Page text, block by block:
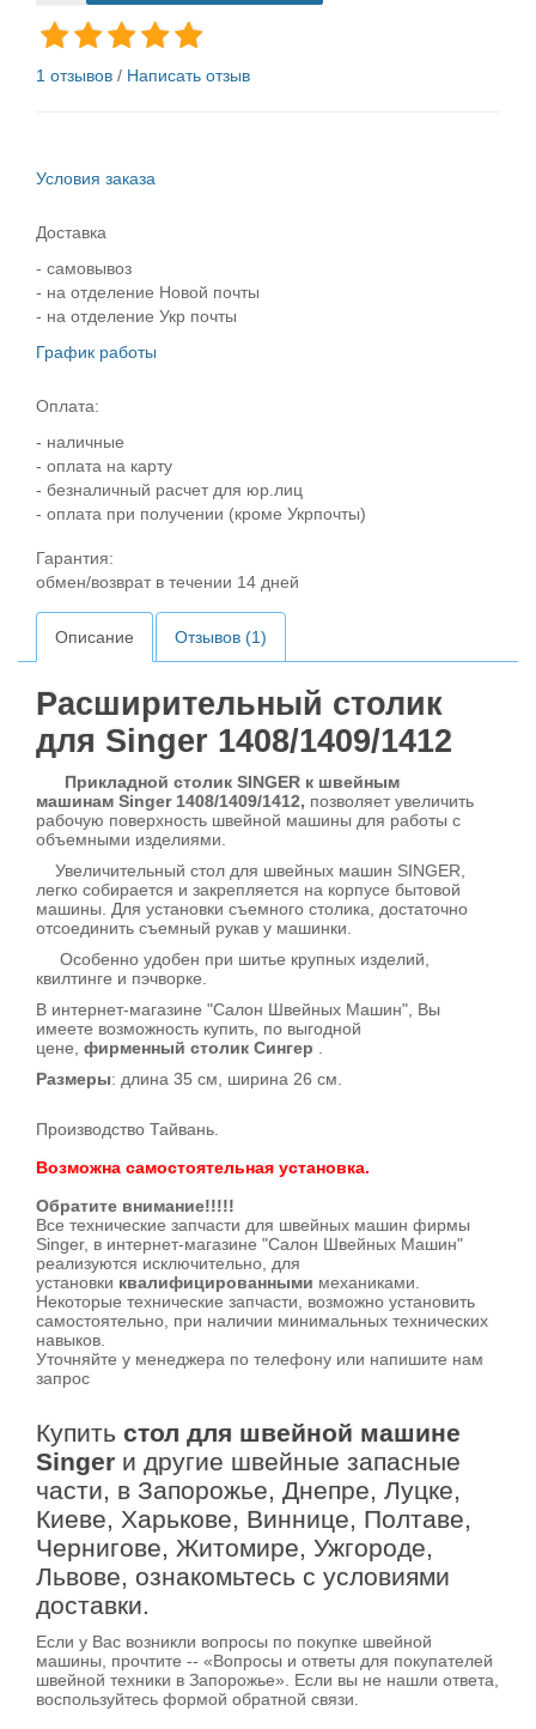
1 отзывов / Написать отзыв
Условия заказа
Доставка
- самовывоз
- на отделение Новой почты
- на отделение Укр почты
График работы
Оплата:
- наличные
- оплата на карту
- безналичный расчет для юр.лиц
- оплата при получении (кроме Укрпочты)
Гарантия:
обмен/возврат в течении 14 дней
Описание Отзывов (1)
Расширительный столик
для Singer 1408/1409/1412
Прикладной столик SINGER к швейным
машинам Singer 1408/1409/1412, позволяет увеличить
рабочую поверхность швейной машины для работы с
объемными изделиями.
Увеличительный стол для швейных машин SINGER,
легко собирается и закрепляется на корпусе бытовой
машины. Для установки съемного столика, достаточно
отсоединить съемный рукав у машинки.
Особенно удобен при шитье крупных изделий,
квилтинге и пэчворке.
В интернет-магазине "Салон Швейных Машин", Вы
имеете возможность купить, по выгодной
цене, фирменный столик Сингер
Размеры: длина 35 см, ширина 26 см.
Производство Тайвань.
Возможна самостоятельная установка.
Обратите внимание!!!!!
Все технические запчасти для швейных машин фирмы
Singer, в интернет-магазине "Салон Швейных Машин"
реализуются исключительно, для
установки квалифицированными механиками.
Некоторые технические запчасти, возможно установить
самостоятельно, при наличии минимальных технических
навыков.
Уточняйте у менеджера по телефону или напишите нам
запрос
Купить стол для швейной машине
Singer и другие швейные запасные
части, в Запорожье, Днепре, Луцке,
Киеве, Харькове, Виннице, Полтаве,
Чернигове, Житомире, Ужгороде,
Львове, ознакомьтесь с условиями
доставки.
Если у Вас возникли вопросы по покупке швейной
машины, прочтите -- «Вопросы и ответы для покупателей
швейной техники в Запорожье». Если вы не нашли ответа,
воспользуйтесь формой обратной связи.